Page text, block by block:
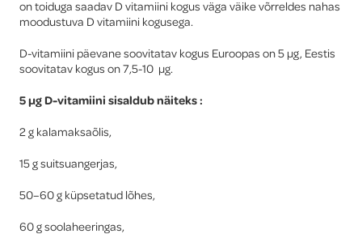
on toiduga saadav D vitamiini kogus väga väike võrreldes nahas
moodustuva D vitamiini kogusega.
D-vitamiini päevane soovitatav kogus Euroopas on 5 µg, Eestis
soovitatav kogus on 7,5-10 µg.
5 µg D-vitamiini sisaldub näiteks :
2 g kalamaksaõlis,
15 g suitsuangerjas,
50–60 g küpsetatud lõhes,
60 g soolaheeringas,